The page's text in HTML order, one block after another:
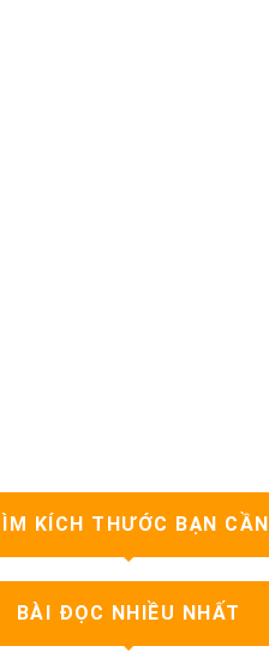
KÍCH THƯỚC BẠN CẦN
BÀI ĐỌC NHIỀU NHẤT